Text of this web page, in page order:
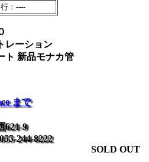
行：----
レーション
ト 新品モナカ管
まで
621-9
244-8222
SOLD OUT